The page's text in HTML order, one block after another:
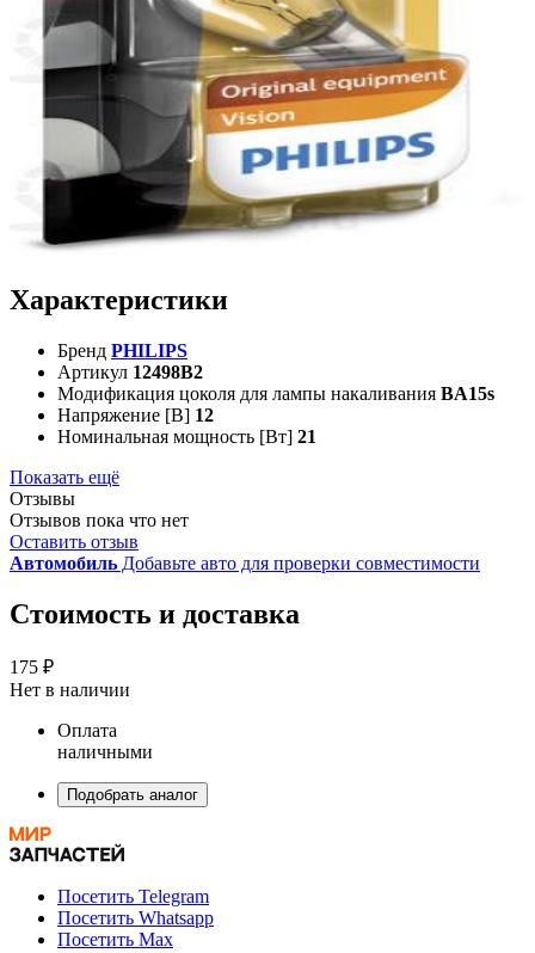
Характеристики
Бренд PHILIPS
Артикул 12498B2
Модификация цоколя для лампы накаливания BA15s
Напряжение [В] 12
Номинальная мощность [Вт] 21
Показать ещё
Отзывы
Отзывов пока что нет
Оставить отзыв
Автомобиль Добавьте авто для проверки совместимости
Стоимость и доставка
175 ₽
Нет в наличии
Оплата
наличными
Подобрать аналог
Посетить Telegram
Посетить Whatsapp
Посетить Max